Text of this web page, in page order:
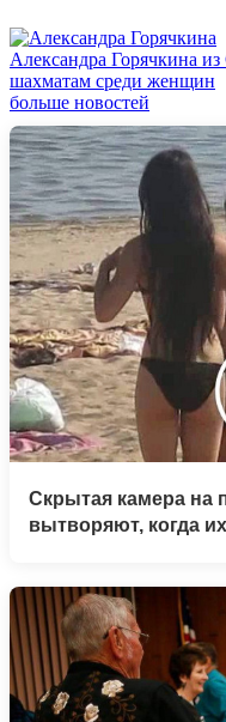
Александра Горячкина
шахматам среди женщин
больше новостей
Скрытая камера на
вытворяют, когда